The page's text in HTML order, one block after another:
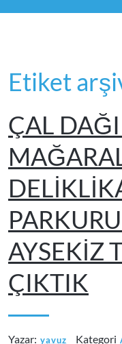
Etiket
ÇAL
AYSEKİZ
ÇIKTIK
Yazar: yavuz Kategori